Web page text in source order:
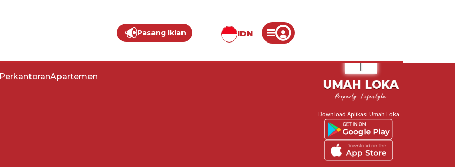
Pasang Iklan IDN
Layanan Konsumen
PerkantoranApartemen
Download Aplikasi Umah Loka